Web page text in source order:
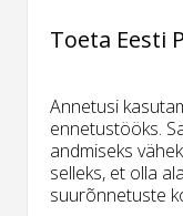
Toeta Eesti
Annetusi
ennetustööks.
andmiseks
selleks, et olla
suurõnnetuste